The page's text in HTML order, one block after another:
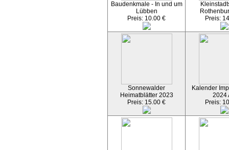
Baudenkmale - In und um
Lübben
Preis: 10.00 €
Preis:
Sonnewalder
Heimatblätter 2023
Preis: 15.00 €
Kalender
2024
Preis: